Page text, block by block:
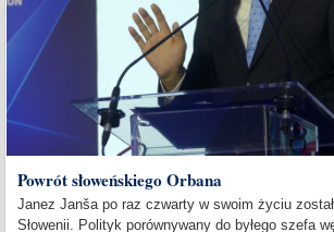
Powrót słoweńskiego Orbana
Janez Janša po raz czwarty w swoim życiu
Słowenii. Polityk porównywany do byłego szefa